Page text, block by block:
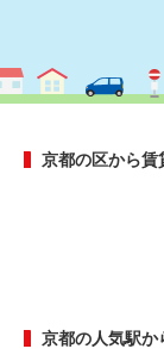
京都の区から賃
京都の人気駅か